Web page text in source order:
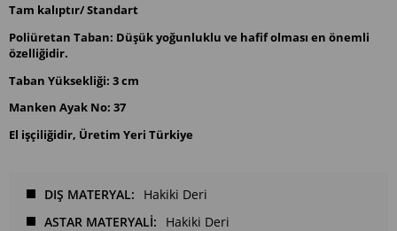
Tam kalıptır/ Standart
Poliüretan Taban: Düşük yoğunluklu ve hafif olması en önemli
özelliğidir.
Taban Yüksekliği: 3 cm
Manken Ayak No: 37
El işçiliğidir, Üretim Yeri Türkiye
DIŞ MATERYAL
Hakiki Deri
ASTAR MATERYALİ
Hakiki Deri